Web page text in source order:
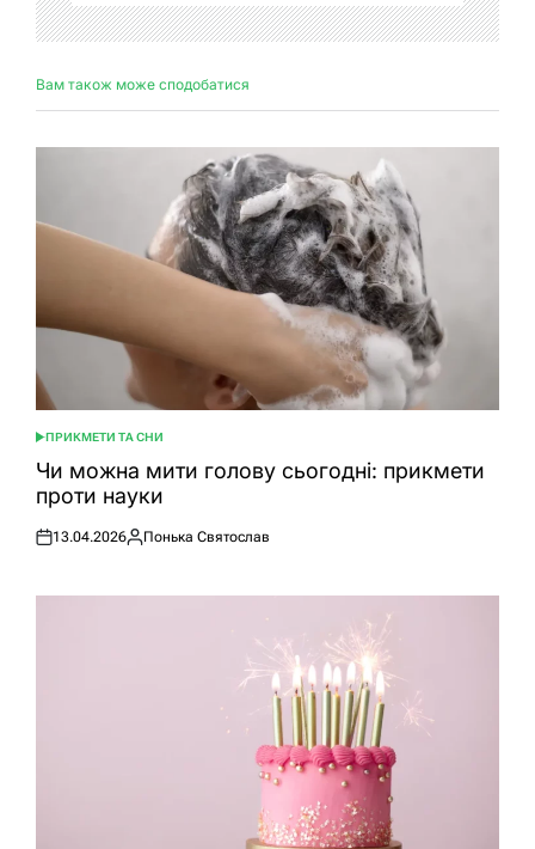
Вам також може сподобатися
ОПУБЛІКУВАТИ
У
ПРИКМЕТИ ТА СНИ
Чи можна мити голову сьогодні: прикмети
проти науки
Оприлюднено
13.04.2026
Опубліковано
Понька Святослав